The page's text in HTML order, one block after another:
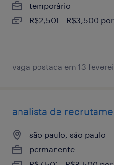
temporário
R$2,501 - R$3,500
vaga postada em 13
analista de
são paulo, são paulo
permanente